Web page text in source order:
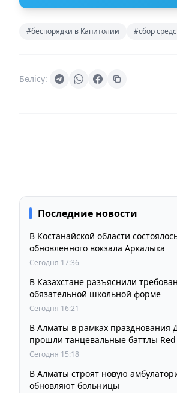
#беспорядки в Капитолии #сбор
Бөлісу:
Последние новости
В Костанайской области
обновленного вокзала Аркалыка
Сегодня 17:36
В Казахстане разъяснили
обязательной школьной форме
Сегодня 16:21
В Алматы в рамках празднования
прошли танцевальные баттлы
Your Style
Сегодня 15:18
В Алматы строят новую
обновляют больницы